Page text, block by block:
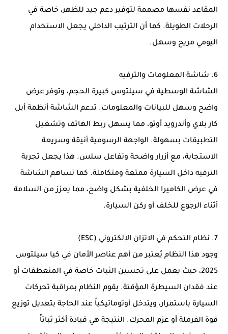
المقاعد نفسها مصممة لتوفير دعم جيد للظهر، خاصة في
الرحلات الطويلة. كما أن الترتيب الداخلي يجعل الاستخدام
اليومي مريح وسهل.
6. شاشة المعلومات والترفيه
الشاشة الوسطية في سيلتوس كبيرة الحجم، وتوفر عرض
واضح وسهل للبيانات والمعلومات. تدعم الشاشة أنظمة أبل
كار بلاي وأندرويد أوتو، مما يسهل ربط الهاتف وتشغيل
التطبيقات بسهولة. الواجهة الرسومية أنيقة وسريعة
الاستجابة، مع أزرار واضحة وتفاعل سلس. هذا يجعل تجربة
الترفيه داخل السيارة ممتعة ومتكاملة. كما تساهم الشاشة
في عرض الكاميرا الخلفية بشكل واضح، مما يعزز من السلامة
أثناء الرجوع للخلف أو ركن السيارة.
7. نظام التحكم في الاتزان الإلكتروني (ESC)
وجود هذا النظام يُعتبر من أهم عناصر الأمان في كيا سيلتوس
2025، حيث يعمل على تحسين الثبات خاصة في المنعطفات أو
عند فقدان السيطرة المؤقتة. يقوم النظام بمراقبة تحركات
السيارة باستمرار، ويتدخل أوتوماتيكياً عند الحاجة بتعديل توزيع
قوة الفرملة أو عزم المحرك. النتيجة هي قيادة أكثر ثباتاً